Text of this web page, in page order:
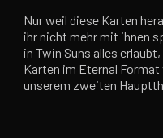
Nur weil diese Karten
ihr nicht mehr mit ihnen
in Twin Suns alles
Karten im Eternal
unserem zweiten